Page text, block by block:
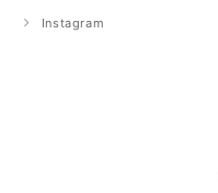
Instagram